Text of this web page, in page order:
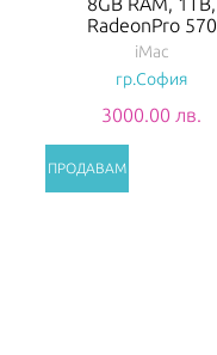
RadeonPro 570
iMac
гр.София
3000.00 лв.